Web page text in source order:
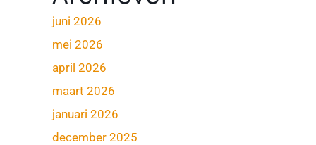
juni 2026
mei 2026
april 2026
maart 2026
januari 2026
december 2025